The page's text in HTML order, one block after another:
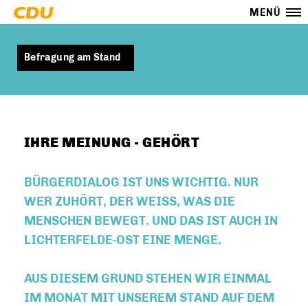
MENÜ
Befragung am Stand
IHRE MEINUNG - GEHÖRT
BÜRGERDIALOG IST UNS WICHTIG. NUR
WER ZUHÖRT, DER WEISS, WAS DIE M
ENSCHEN BEWEGT. UND DAS IST AUCH IN L
ICHTERFELDE-OST EINE MENGE.
AUS DIESEM GRUND STEHEN WIR EINMAL
IM MONAT MIT UNSEREM STAND AUF DEM